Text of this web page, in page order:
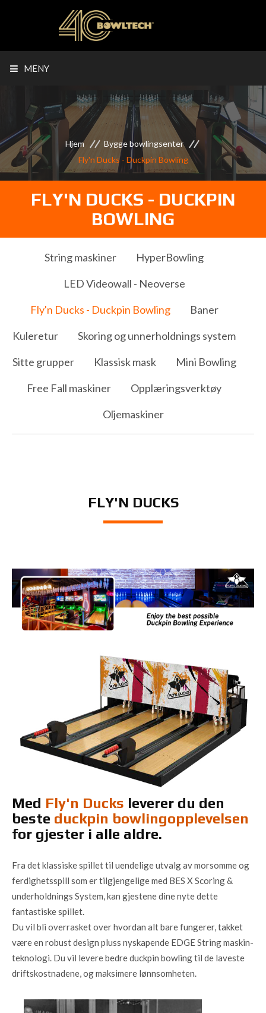
MENY
Hjem
Bygge bowlingsenter
Fly'n Ducks - Duckpin Bowling
FLY'N DUCKS - DUCKPIN
BOWLING
String maskiner
HyperBowling
LED Videowall - Neoverse
Fly'n Ducks - Duckpin Bowling
Baner
Kuleretur
Skoring og unnerholdnings system
Sitte grupper
Klassisk mask
Mini Bowling
Free Fall maskiner
Opplæringsverktøy
Oljemaskiner
FLY'N DUCKS
Med Fly'n Ducks leverer du den
beste duckpin bowlingopplevelsen
for gjester i alle aldre.
Fra det klassiske spillet til uendelige utvalg av morsomme og
ferdighetsspill som er tilgjengelige med BES X Scoring &
underholdnings System, kan gjestene dine nyte dette
fantastiske spillet.
Du vil bli overrasket over hvordan alt bare fungerer, takket
være en robust design pluss nyskapende EDGE String maskin-
teknologi. Du vil levere bedre duckpin bowling til de laveste
driftskostnadene, og maksimere lønnsomheten.